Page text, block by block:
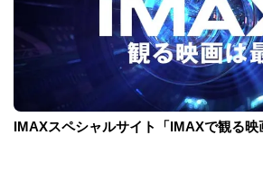
IMAXスペシャルサイト「IMAXで観る映